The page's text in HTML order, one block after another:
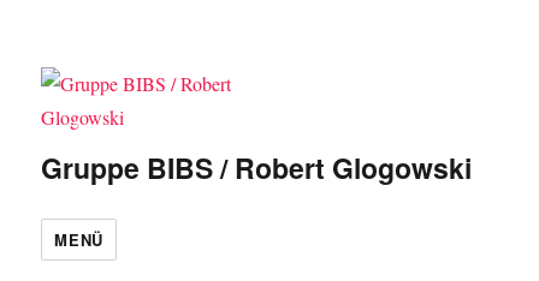
Gruppe BIBS / Robert Glogowski
MENÜ